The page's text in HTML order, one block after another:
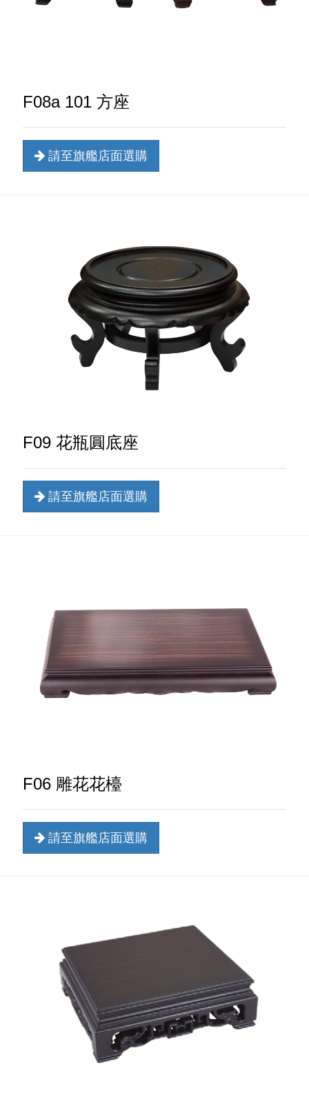
F08a 101 方座
請至旗艦店面選購
F09 花瓶圓底座
請至旗艦店面選購
F06 雕花花檯
請至旗艦店面選購